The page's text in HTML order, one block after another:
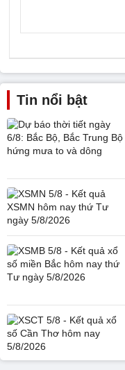
Tin nổi bật